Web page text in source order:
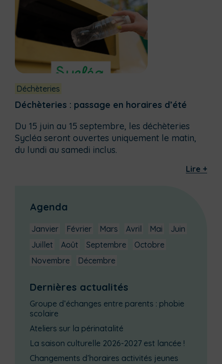
Déchèteries
Déchèteries : passage en horaires d’été
Du 15 juin au 15 septembre, les déchèteries
Sycléa seront ouvertes uniquement le matin,
du lundi au samedi inclus.
Lire +
Agenda
Janvier Février Mars Avril Mai
Juin
Juillet
Août Septembre
Octobre
Novembre
Décembre
Dernières actualités
Groupe d’échanges entre parents : phobie
scolaire
Ateliers sur la périnatalité
La saison culturelle 2026-2027 est lancée !
Changements d’horaires activités jeunes